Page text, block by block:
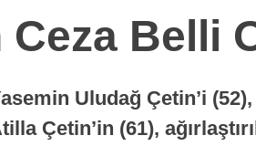
Ceza Belli
Uludağ Çetin’i
Çetin’in (61),